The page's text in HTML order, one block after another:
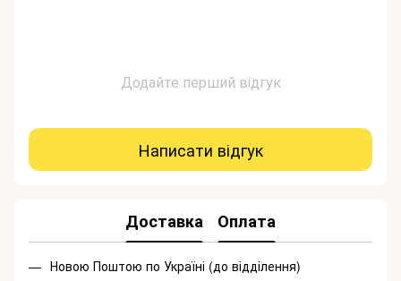
Додайте перший відгук
Написати відгук
Доставка Оплата
Новою Поштою по Україні (до відділення)